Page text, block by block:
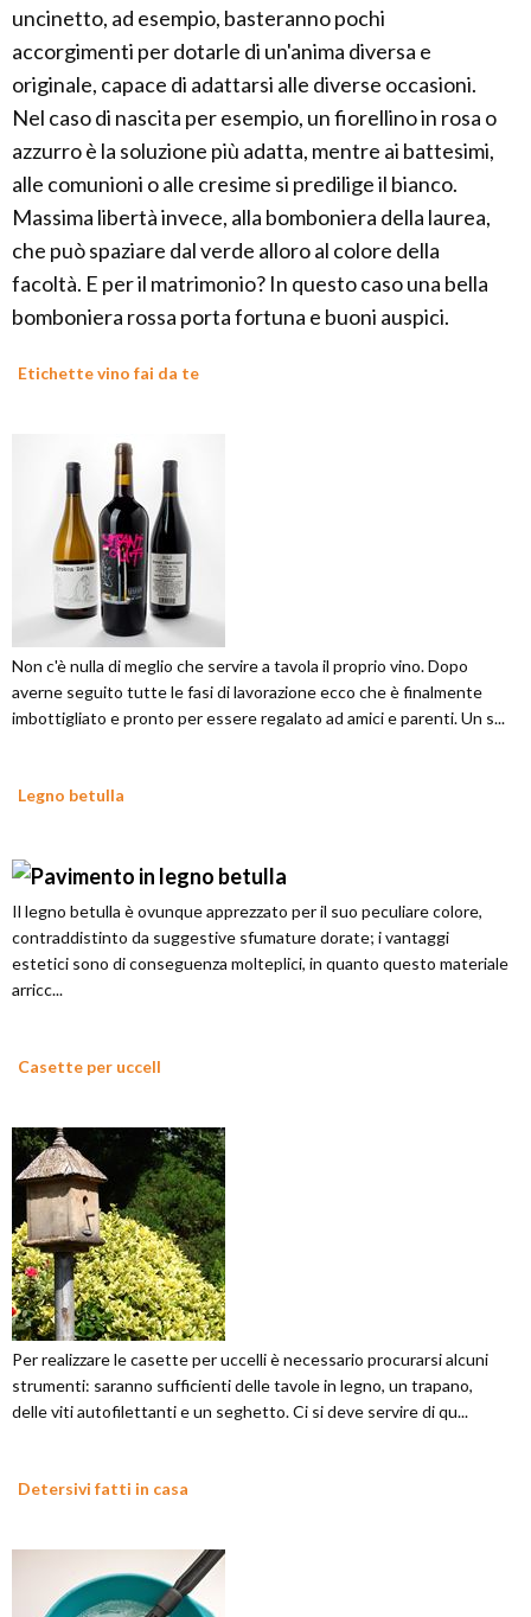
uncinetto, ad esempio, basteranno pochi
accorgimenti per dotarle di un'anima diversa e
originale, capace di adattarsi alle diverse occasioni.
Nel caso di nascita per esempio, un fiorellino in rosa o
azzurro è la soluzione più adatta, mentre ai battesimi,
alle comunioni o alle cresime si predilige il bianco.
Massima libertà invece, alla bomboniera della laurea,
che può spaziare dal verde alloro al colore della
facoltà. E per il matrimonio? In questo caso una bella
bomboniera rossa porta fortuna e buoni auspici.
Etichette vino fai da te
Non c'è nulla di meglio che servire a tavola il proprio vino. Dopo
averne seguito tutte le fasi di lavorazione ecco che è finalmente
imbottigliato e pronto per essere regalato ad amici e parenti. Un s...
Legno betulla
Il legno betulla è ovunque apprezzato per il suo peculiare colore,
contraddistinto da suggestive sfumature dorate; i vantaggi
estetici sono di conseguenza molteplici, in quanto questo materiale
arricc...
Casette per uccell
Per realizzare le casette per uccelli è necessario procurarsi alcuni
strumenti: saranno sufficienti delle tavole in legno, un trapano,
delle viti autofilettanti e un seghetto. Ci si deve servire di qu...
Detersivi fatti in casa